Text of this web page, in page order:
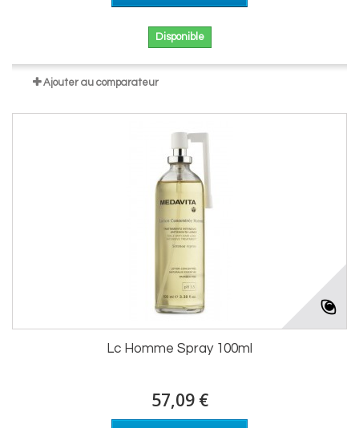
Disponible
Ajouter au comparateur
Lc Homme Spray 100ml
57,09 €